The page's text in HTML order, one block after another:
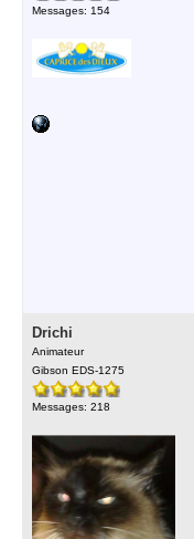
Messages: 154
Drichi
Animateur
Gibson EDS-1275
Messages: 218